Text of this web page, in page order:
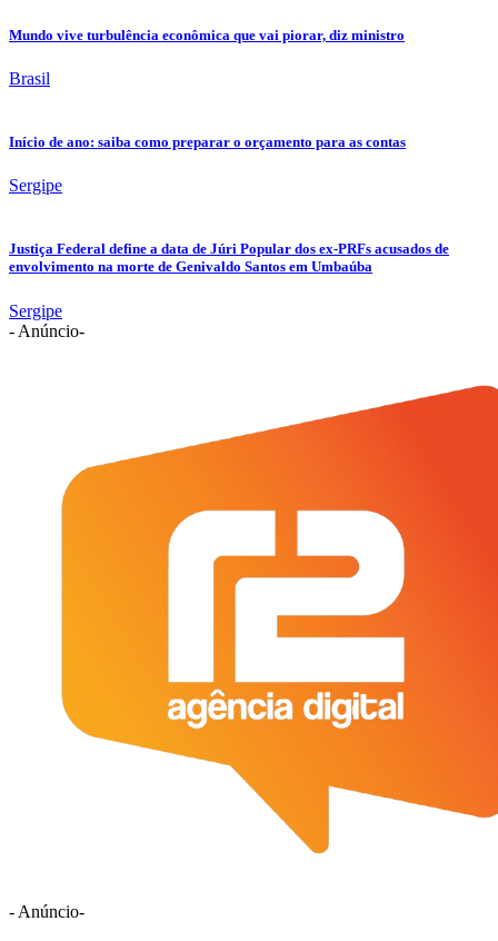
Mundo vive turbulência econômica que vai piorar, diz ministro
Brasil
Início de ano: saiba como preparar o orçamento para as contas
Sergipe
Justiça Federal define a data de Júri Popular dos ex-PRFs acusados de
envolvimento na morte de Genivaldo Santos em Umbaúba
Sergipe
- Anúncio-
- Anúncio-